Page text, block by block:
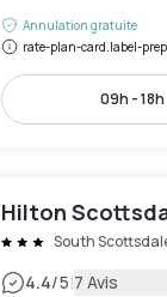
Annulation gratuite
rate-plan-card.label-
09h - 18h
Hilton
South
4.4/5|7 Avis